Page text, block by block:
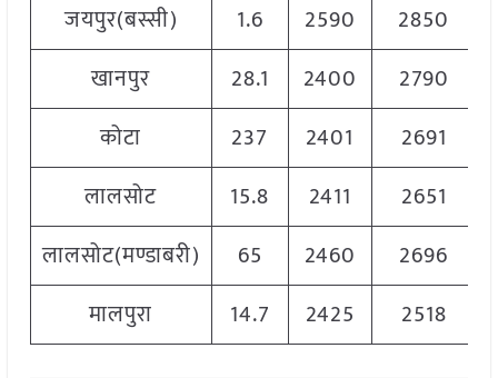
जयपुर(बस्सी)
1.6 2590 2850
खानपुर
28.1 2400 2790
कोटा
237 2401 2691
लालसोट
15.8 2411 2651
लालसोट(मण्डाबरी)
65 2460 2696
मालपुरा
14.7 2425 2518